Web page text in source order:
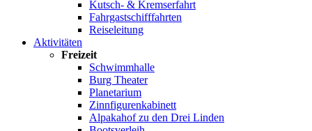
Kutsch- & Kremserfahrt
Fahrgastschifffahrten
Reiseleitung
Aktivitäten
Freizeit
Schwimmhalle
Burg Theater
Planetarium
Zinnfigurenkabinett
Alpakahof zu den Drei Linden